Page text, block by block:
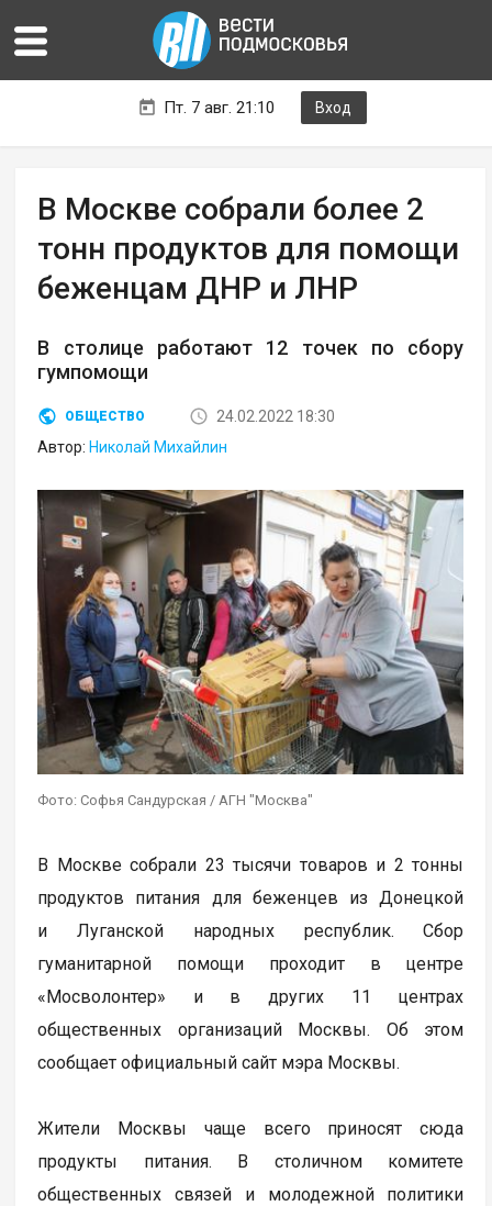
Пт. 7 авг. 21:10 Вход
В Москве собрали более 2
тонн продуктов для помощи
беженцам ДНР и ЛНР
В столице работают 12 точек по сбору
гумпомощи
ОБЩЕСТВО
24.02.2022 18:30
Автор: Николай Михайлин
Фото: Софья Сандурская / АГН "Москва"
В Москве собрали 23 тысячи товаров и 2 тонны
продуктов питания для беженцев из Донецкой
и Луганской народных республик. Сбор
гуманитарной помощи проходит в центре
«Мосволонтер» и в других 11 центрах
общественных организаций Москвы. Об этом
сообщает официальный сайт мэра Москвы.
Жители Москвы чаще всего приносят сюда
продукты питания. В столичном комитете
общественных связей и молодежной политики